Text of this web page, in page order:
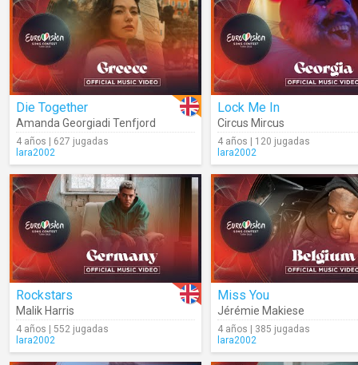
Die Together
Amanda Georgiadi Tenfjord
4 años | 627 jugadas
lara2002
Lock Me In
Circus Mircus
4 años | 120 jugadas
lara2002
Rockstars
Malik Harris
4 años | 552 jugadas
lara2002
Miss You
Jérémie Makiese
4 años | 385 jugadas
lara2002